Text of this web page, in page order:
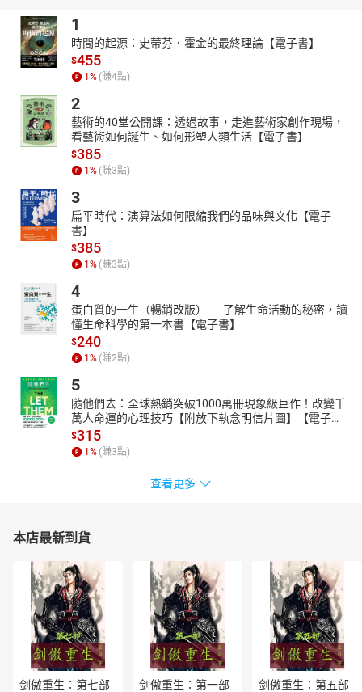
1
時間的起源：史蒂芬．霍金的最終理論【電子書】
$455
1 % (賺4點)
2
藝術的40堂公開課：透過故事，走進藝術家創作現場，
看藝術如何誕生、如何形塑人類生活【電子書】
$385
1 % (賺3點)
3
扁平時代：演算法如何限縮我們的品味與文化【電子
書】
$385
1 % (賺3點)
4
蛋白質的一生（暢銷改版）──了解生命活動的秘密，讀
懂生命科學的第一本書【電子書】
$240
1 % (賺2點)
5
隨他們去：全球熱銷突破1000萬冊現象級巨作！改變千
萬人命運的心理技巧【附放下執念明信片圖】【電子
書】
$315
1 % (賺3點)
查看更多
本店最新到貨
剑傲重生：第七部
剑傲重生：第一部
剑傲重生：第五部